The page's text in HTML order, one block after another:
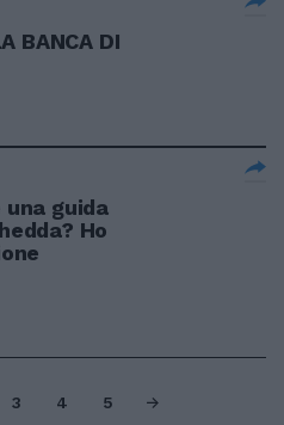
BANCA DI
guida
Ho
3 4 5